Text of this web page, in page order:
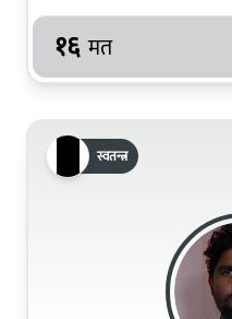
१६ मत
स्वतन्त्र